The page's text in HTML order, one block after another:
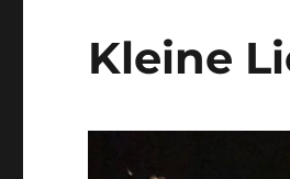
Kleine